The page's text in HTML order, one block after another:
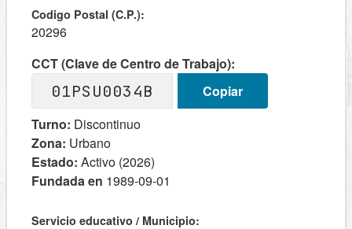
Codigo Postal (C.P.):
20296
CCT (Clave de Centro de Trabajo):
01PSU0034B
Copiar
Turno: Discontinuo
Zona: Urbano
Estado: Activo (2026)
Fundada en 1989-09-01
Servicio educativo / Municipio: